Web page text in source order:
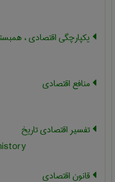
یکپارچگی اقتصادی ،
منافع اقتصادی
تفسیر اقتصادی تاریخ
قانون اقتصادی